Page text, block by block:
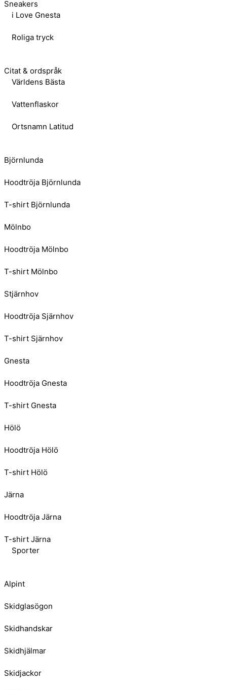
Sneakers
i Love Gnesta
Roliga tryck
Citat & ordspråk
Världens Bästa
Vattenflaskor
Ortsnamn Latitud
Björnlunda
Hoodtröja Björnlunda
T-shirt Björnlunda
Mölnbo
Hoodtröja Mölnbo
T-shirt Mölnbo
Stjärnhov
Hoodtröja Sjärnhov
T-shirt Sjärnhov
Gnesta
Hoodtröja Gnesta
T-shirt Gnesta
Hölö
Hoodtröja Hölö
T-shirt Hölö
Järna
Hoodtröja Järna
T-shirt Järna
Sporter
Alpint
Skidglasögon
Skidhandskar
Skidhjälmar
Skidjackor